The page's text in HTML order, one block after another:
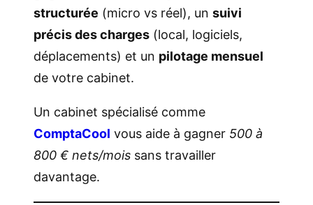
structurée (micro vs réel), un suivi
précis des charges (local, logiciels,
déplacements) et un pilotage mensuel
de votre cabinet.
Un cabinet spécialisé comme
ComptaCool vous aide à gagner 500 à
800 € nets/mois sans travailler
davantage.